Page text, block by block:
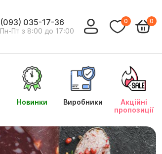
(093) 035-17-36
Пн-Пт з 8:00 до 17:00
0 0
Новинки Виробники
Акційні
пропозиції